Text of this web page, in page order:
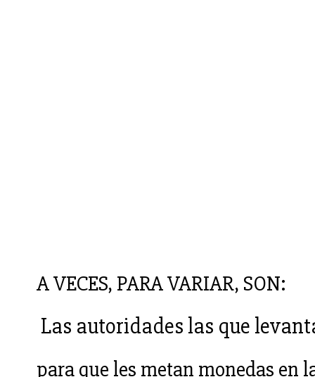
A VECES, PARA VARIAR, SON:
Las autoridades las que
para que les metan monedas en